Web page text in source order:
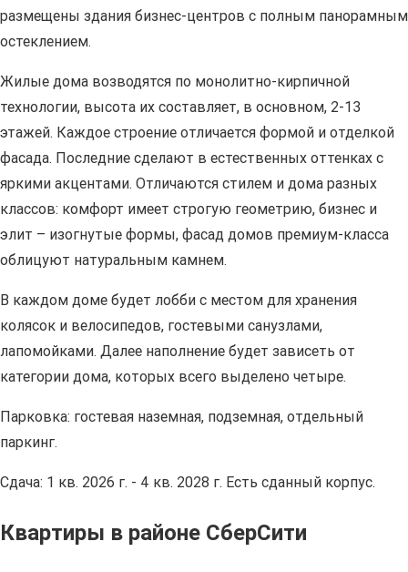
размещены здания бизнес-центров с полным панорамным
остеклением.
Жилые дома возводятся по монолитно-кирпичной
технологии, высота их составляет, в основном, 2-13
этажей. Каждое строение отличается формой и отделкой
фасада. Последние сделают в естественных оттенках с
яркими акцентами. Отличаются стилем и дома разных
классов: комфорт имеет строгую геометрию, бизнес и
элит – изогнутые формы, фасад домов премиум-класса
облицуют натуральным камнем.
В каждом доме будет лобби с местом для хранения
колясок и велосипедов, гостевыми санузлами,
лапомойками. Далее наполнение будет зависеть от
категории дома, которых всего выделено четыре.
Парковка: гостевая наземная, подземная, отдельный
паркинг.
Сдача: 1 кв. 2026 г. - 4 кв. 2028 г. Есть сданный корпус.
Квартиры в районе СберСити